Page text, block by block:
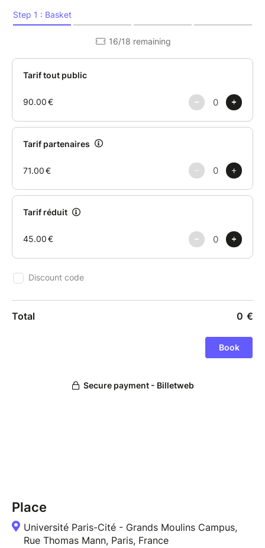
Place
Université Paris-Cité - Grands Moulins Campus,
Rue Thomas Mann, Paris, France